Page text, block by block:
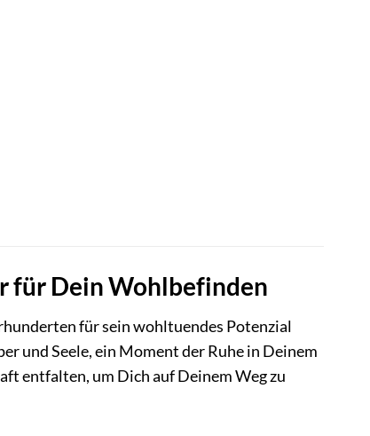
für Dein Wohlbefinden
für sein wohltuendes Potenzial
und Seele, ein Moment der Ruhe in Deinem
entfalten, um Dich auf Deinem Weg zu